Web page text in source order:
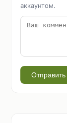
аккаунтом.
Отправить